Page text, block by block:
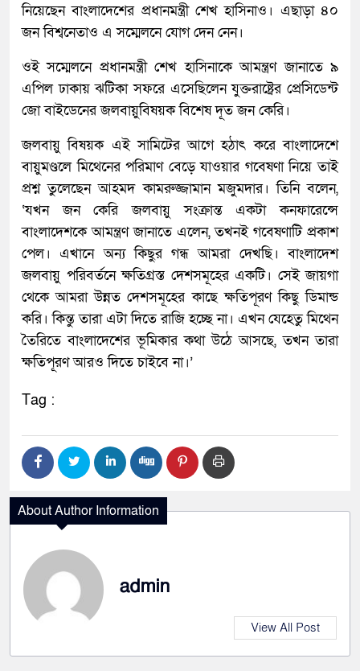
নিয়েছেন বাংলাদেশের প্রধানমন্ত্রী শেখ হাসিনাও। এছাড়া ৪০
জন বিশ্বনেতাও এ সম্মেলনে যোগ দেন নেন।
ওই সম্মেলনে প্রধানমন্ত্রী শেখ হাসিনাকে আমন্ত্রণ জানাতে ৯
এপিল ঢাকায় ঝটিকা সফরে এসেছিলেন যুক্তরাষ্ট্রের প্রেসিডেন্ট
জো বাইডেনের জলবায়ুবিষয়ক বিশেষ দূত জন কেরি।
জলবায়ু বিষয়ক এই সামিটের আগে হঠাৎ করে বাংলাদেশে
বায়ুমণ্ডলে মিথেনের পরিমাণ বেড়ে যাওয়ার গবেষণা নিয়ে তাই
প্রশ্ন তুলেছেন আহমদ কামরুজ্জামান মজুমদার। তিনি বলেন,
‘যখন জন কেরি জলবায়ু সংক্রান্ত একটা কনফারেন্সে
বাংলাদেশকে আমন্ত্রণ জানাতে এলেন, তখনই গবেষণাটি প্রকাশ
পেল। এখানে অন্য কিছুর গন্ধ আমরা দেখছি। বাংলাদেশ
জলবায়ু পরিবর্তনে ক্ষতিগ্রস্ত দেশসমূহের একটি। সেই জায়গা
থেকে আমরা উন্নত দেশসমূহের কাছে ক্ষতিপূরণ কিছু ডিমান্ড
করি। কিন্তু তারা এটা দিতে রাজি হচ্ছে না। এখন যেহেতু মিথেন
তৈরিতে বাংলাদেশের ভূমিকার কথা উঠে আসছে, তখন তারা
ক্ষতিপূরণ আরও দিতে চাইবে না।’
Tag :
About Author Information
admin
View All Post